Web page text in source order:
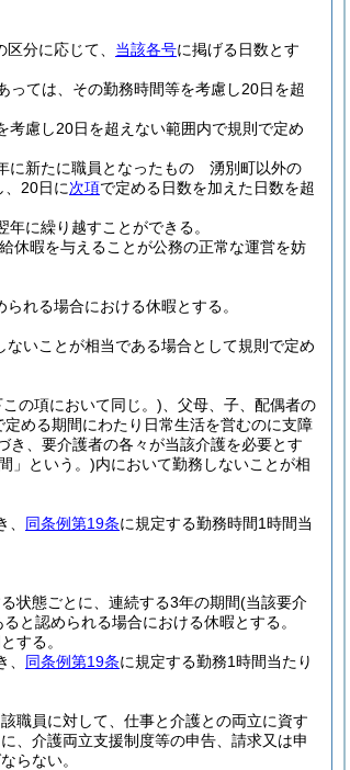
分に応じて、 当該各号に掲げる日数とす
っては、その勤務時間等を考慮し20日を超
慮し20日を超えない範囲内で規則で定め
に新たに職員となったもの 湧別町以外の
20日に次項で定める日数を加えた日数を超
に繰り越すことができる。
休暇を与えることが公務の正常な運営を妨
れる場合における休暇とする。
いことが相当である場合として規則で定め
の項において同じ。) 、父母、子、配偶者の
める期間にわたり日常生活を営むのに支障
き、要介護者の各々が当該介護を必要とす
」という。)内において勤務しないことが相
同条例第19条に規定する勤務時間1時間当
状態ごとに、連続する3年の期間(当該要介
と認められる場合における休暇とする。
する。
同条例第19条に規定する勤務1時間当たり
職員に対して、仕事と介護との両立に資す
、介護両立支援制度等の申告、請求又は申
らない。